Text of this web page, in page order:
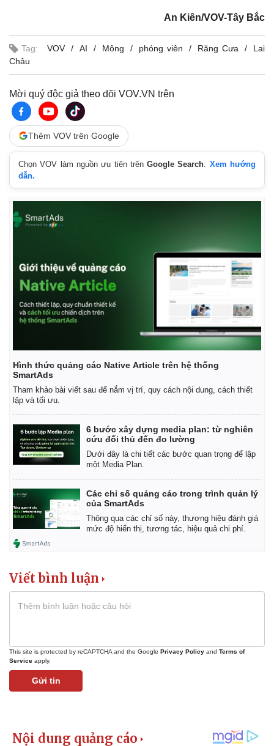
Doanh nghiệp
Thông tin doanh nghiệp
Doanh nhân
Vì cộng đồng
Sành điệu
Trải nghiệm
An Kiên/VOV-Tây Bắc
Tag: VOV AI Mông phóng viên Răng Cưa
Lai
Châu
Mời quý độc giả theo dõi VOV.VN trên
Thêm VOV trên Google
Chọn VOV làm nguồn ưu tiên trênGoogle Search
Xem hướng
dẫn.
Hình thức quảng cáo Native Article trên hệ thống
SmartAds
Tham khảo bài viết sau để nắm vị trí, quy cách nội dung, cách thiết
lập và tối ưu.
6 bước xây dựng media plan: từ nghiên
cứu đối thủ đến đo lường
Dưới đây là chi tiết các bước quan trọng để lập
một Media Plan.
Các chỉ số quảng cáo trong trình quản lý
của SmartAds
Thông qua các chỉ số này, thương hiệu đánh giá
mức độ hiển thị, tương tác, hiệu quả chi phí.
Viết bình luận
This site is protected by reCAPTCHA and the Google Privacy Policy and Terms of
Service apply.
Gửi tin